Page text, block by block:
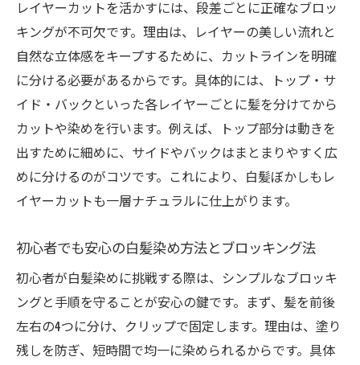
レイヤーカットを活かすには、段差ごとに正確なブロッ
キングが不可欠です。理由は、レイヤーの美しい流れと
自然な立体感をキープするために、カットラインを明確
に分ける必要があるからです。具体的には、トップ・サ
イド・バックといった各レイヤーごとに髪を分けてから
カットや染めを行います。例えば、トップ部分は動きを
出すために細めに、サイドやバックはまとまりやすく広
めに分けるのがコツです。これにより、白髪ぼかしもレ
イヤーカットも一層ナチュラルに仕上がります。
初心者でも安心の白髪染め方法とブロッキング法
初心者が白髪染めに挑戦する際は、シンプルなブロッキ
ングと手順を守ることが安心の鍵です。まず、髪を前後
左右の4つに分け、クリップで固定します。理由は、塗り
残しを防ぎ、短時間で均一に染められるからです。具体